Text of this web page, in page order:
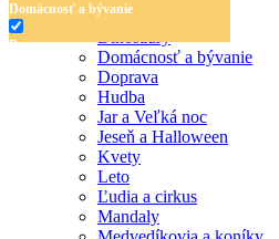
Domácnosť a bývanie
Doprava
Jar a Veľká noc
Jeseň a Halloween
Abeceda a čísla
Dinosaury
Domácnosť a bývanie
Doprava
Hudba
Jar a Veľká noc
Jeseň a Halloween
Kvety
Leto
Ľudia a cirkus
Mandaly